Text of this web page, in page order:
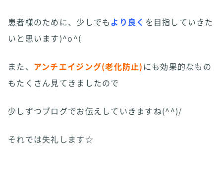
患者様のために、少しでもより良く を目指していきた
いと思います)^o^(
また、 アンチエイジング(老化防止) にも効果的なもの
もたくさん見てきましたので
少しずつブログでお伝えしていきますね(^^)/
それでは失礼します☆